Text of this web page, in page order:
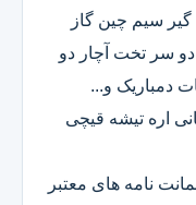
گیر سیم چین گاز
دو سر تخت آچار دو
دمباریک و...
اره تیشه قیچی
نامه های معتبر